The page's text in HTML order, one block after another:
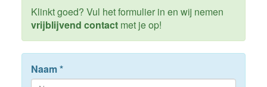
Klinkt goed? Vul het formulier in en wij nemen
vrijblijvend contactmet je op!
Naam*